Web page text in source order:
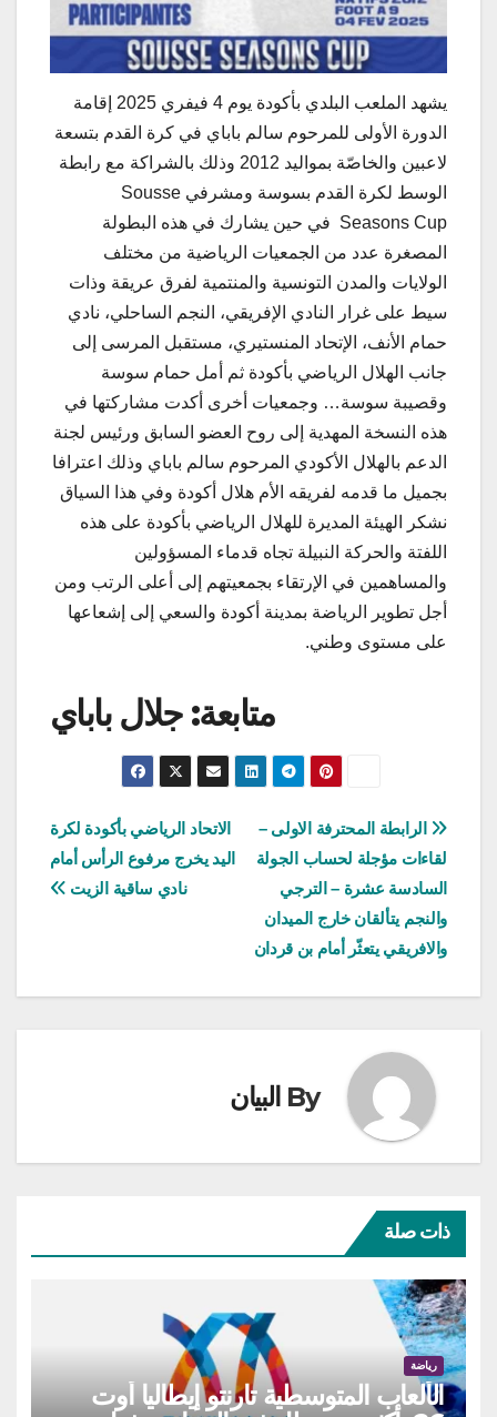
يشهد الملعب البلدي بأكودة يوم 4 فيفري 2025 إقامة
الدورة الأولى للمرحوم سالم باباي في كرة القدم بتسعة
لاعبين والخاصّة بمواليد 2012 وذلك بالشراكة مع رابطة
الوسط لكرة القدم بسوسة ومشرفي Sousse
Seasons Cup في حين يشارك في هذه البطولة
المصغرة عدد من الجمعيات الرياضية من مختلف
الولايات والمدن التونسية والمنتمية لفرق عريقة وذات
سيط على غرار النادي الإفريقي، النجم الساحلي، نادي
حمام الأنف، الإتحاد المنستيري، مستقبل المرسى إلى
جانب الهلال الرياضي بأكودة ثم أمل حمام سوسة
وقصيبة سوسة… وجمعيات أخرى أكدت مشاركتها في
هذه النسخة المهدية إلى روح العضو السابق ورئيس لجنة
الدعم بالهلال الأكودي المرحوم سالم باباي وذلك اعترافا
بجميل ما قدمه لفريقه الأم هلال أكودة وفي هذا السياق
نشكر الهيئة المديرة للهلال الرياضي بأكودة على هذه
اللفتة والحركة النبيلة تجاه قدماء المسؤولين
والمساهمين في الإرتقاء بجمعيتهم إلى أعلى الرتب ومن
أجل تطوير الرياضة بمدينة أكودة والسعي إلى إشعاعها
على مستوى وطني.
متابعة: جلال باباي
تصفّح
المقالات
الاتحاد الرياضي بأكودة لكرة
اليد يخرج مرفوع الرأس أمام
نادي ساقية الزيت
الرابطة المحترفة الاولى –
لقاءات مؤجلة لحساب الجولة
السادسة عشرة – الترجي
والنجم يتألقان خارج الميدان
والافريقي يتعثّر أمام بن قردان
By البيان
ذات صلة
رياضة
الألعاب المتوسطية تارنتو إيطاليا أوت